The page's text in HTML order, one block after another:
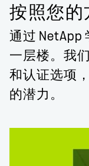
按照您的
通过 NetApp
一层楼。我
和认证选项
的潜力。